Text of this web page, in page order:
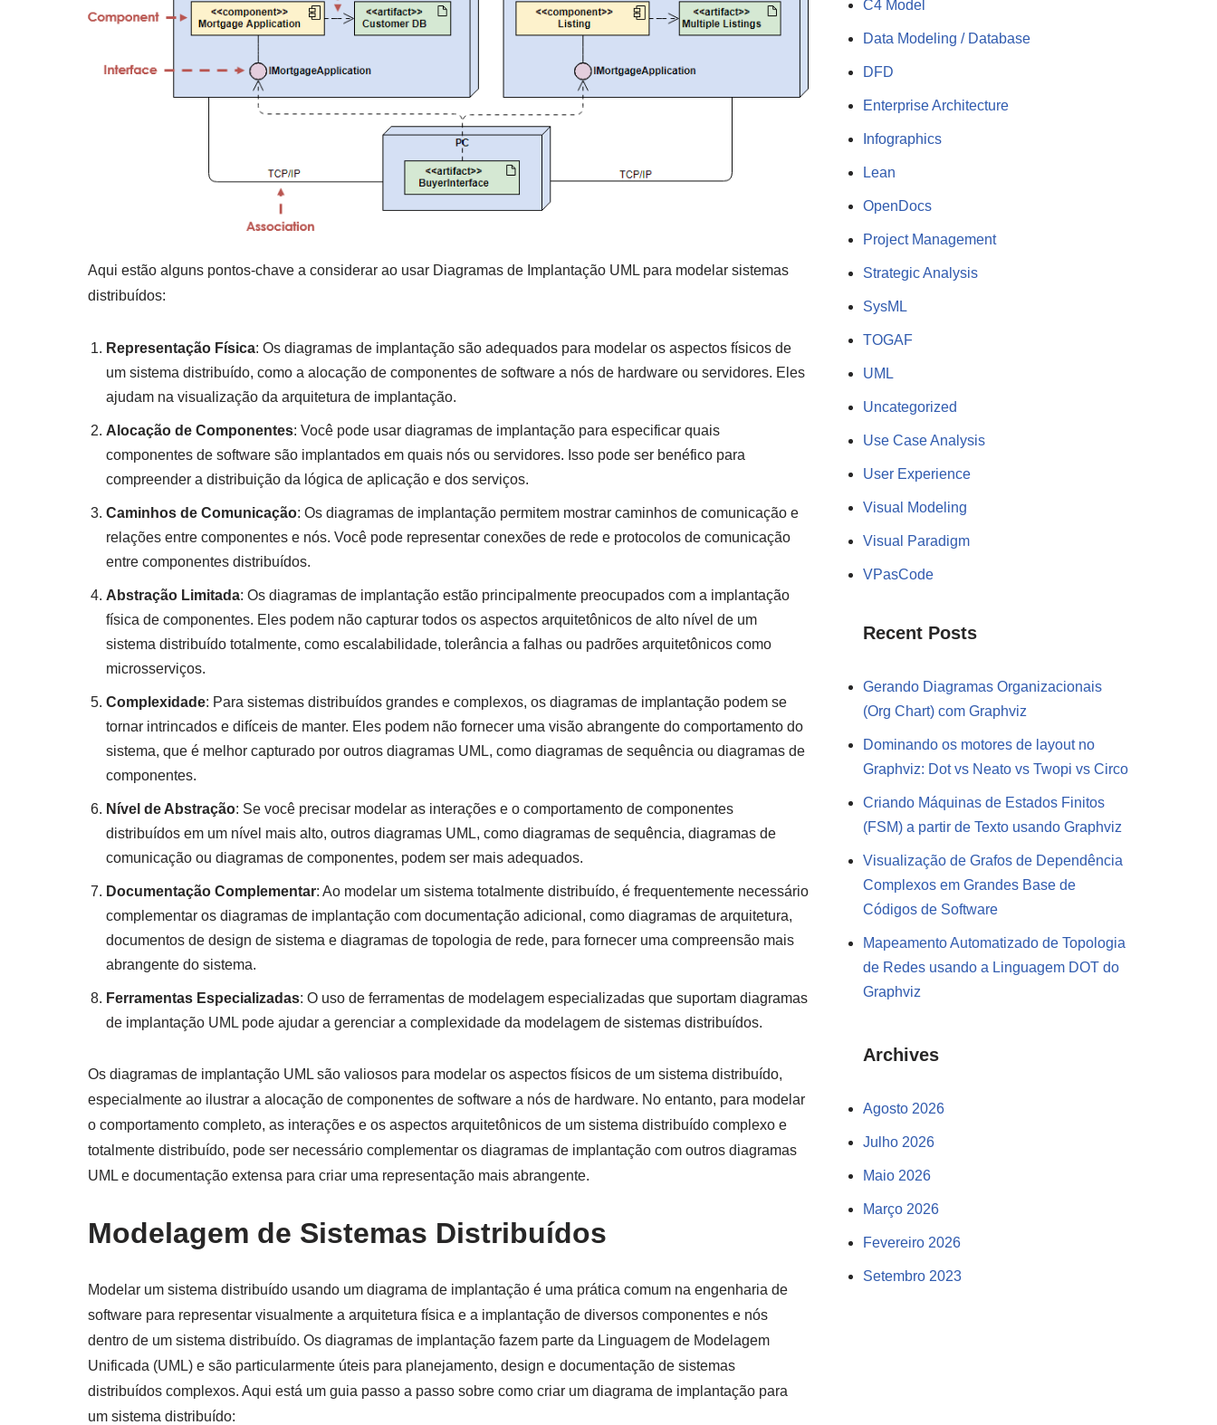
Aqui estão alguns pontos-chave a considerar ao usar Diagramas de Implantação UML para modelar sistemas
distribuídos:
Representação Física: Os diagramas de implantação são adequados para modelar os aspectos físicos de
um sistema distribuído, como a alocação de componentes de software a nós de hardware ou servidores. Eles
ajudam na visualização da arquitetura de implantação.
Alocação de Componentes: Você pode usar diagramas de implantação para especificar quais
componentes de software são implantados em quais nós ou servidores. Isso pode ser benéfico para
compreender a distribuição da lógica de aplicação e dos serviços.
Caminhos de Comunicação: Os diagramas de implantação permitem mostrar caminhos de comunicação e
relações entre componentes e nós. Você pode representar conexões de rede e protocolos de comunicação
entre componentes distribuídos.
Abstração Limitada: Os diagramas de implantação estão principalmente preocupados com a implantação
física de componentes. Eles podem não capturar todos os aspectos arquitetônicos de alto nível de um
sistema distribuído totalmente, como escalabilidade, tolerância a falhas ou padrões arquitetônicos como
microsserviços.
Complexidade: Para sistemas distribuídos grandes e complexos, os diagramas de implantação podem se
tornar intrincados e difíceis de manter. Eles podem não fornecer uma visão abrangente do comportamento do
sistema, que é melhor capturado por outros diagramas UML, como diagramas de sequência ou diagramas de
componentes.
Nível de Abstração: Se você precisar modelar as interações e o comportamento de componentes
distribuídos em um nível mais alto, outros diagramas UML, como diagramas de sequência, diagramas de
comunicação ou diagramas de componentes, podem ser mais adequados.
Documentação Complementar: Ao modelar um sistema totalmente distribuído, é frequentemente necessário
complementar os diagramas de implantação com documentação adicional, como diagramas de arquitetura,
documentos de design de sistema e diagramas de topologia de rede, para fornecer uma compreensão mais
abrangente do sistema.
Ferramentas Especializadas: O uso de ferramentas de modelagem especializadas que suportam diagramas
de implantação UML pode ajudar a gerenciar a complexidade da modelagem de sistemas distribuídos.
Os diagramas de implantação UML são valiosos para modelar os aspectos físicos de um sistema distribuído,
especialmente ao ilustrar a alocação de componentes de software a nós de hardware. No entanto, para modelar
o comportamento completo, as interações e os aspectos arquitetônicos de um sistema distribuído complexo e
totalmente distribuído, pode ser necessário complementar os diagramas de implantação com outros diagramas
UML e documentação extensa para criar uma representação mais abrangente.
Modelagem de Sistemas Distribuídos
Modelar um sistema distribuído usando um diagrama de implantação é uma prática comum na engenharia de
software para representar visualmente a arquitetura física e a implantação de diversos componentes e nós
dentro de um sistema distribuído. Os diagramas de implantação fazem parte da Linguagem de Modelagem
Unificada (UML) e são particularmente úteis para planejamento, design e documentação de sistemas
distribuídos complexos. Aqui está um guia passo a passo sobre como criar um diagrama de implantação para
um sistema distribuído:
C4 Model
Data Modeling / Database
DFD
Enterprise Architecture
Infographics
Lean
OpenDocs
Project Management
Strategic Analysis
SysML
TOGAF
UML
Uncategorized
Use Case Analysis
User Experience
Visual Modeling
Visual Paradigm
VPasCode
Recent Posts
Gerando Diagramas Organizacionais
(Org Chart) com Graphviz
Dominando os motores de layout no
Graphviz: Dot vs Neato vs Twopi vs Circo
Criando Máquinas de Estados Finitos
(FSM) a partir de Texto usando Graphviz
Visualização de Grafos de Dependência
Complexos em Grandes Base de
Códigos de Software
Mapeamento Automatizado de Topologia
de Redes usando a Linguagem DOT do
Graphviz
Archives
Agosto 2026
Julho 2026
Maio 2026
Março 2026
Fevereiro 2026
Setembro 2023